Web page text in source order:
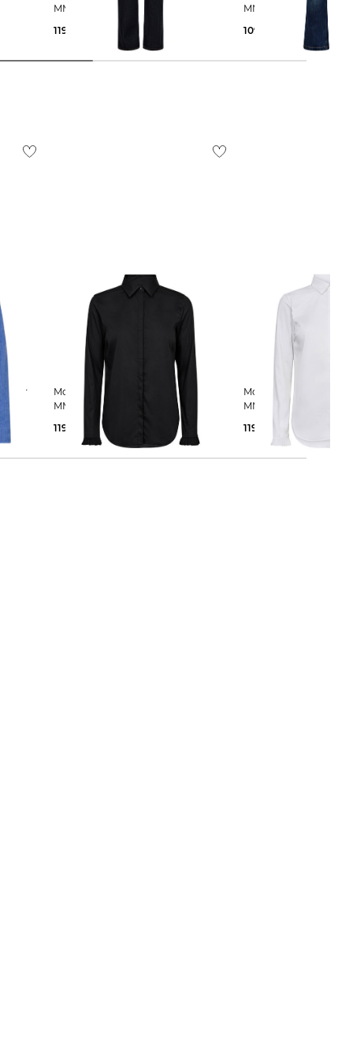
MMCARLA NAOMI DELUXE
119,99 €
MMASHLEY IMERA
109,99 €
Mos Mosh | Damen Bluse
MMMATTIE FLIP
119,00 €
Mos Mosh | Damen Bluse
MMMATTIE FLIP
119,00 €